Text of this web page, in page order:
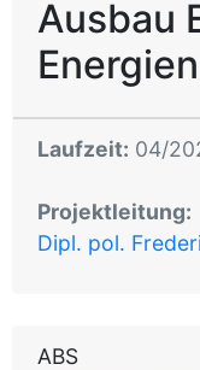
Ausbau
Energien
Laufzeit: 04/
Projektleitung:
Dipl. pol.
ABS